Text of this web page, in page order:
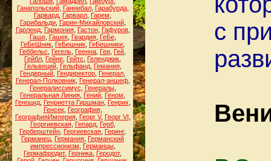
Ганапольский, Ганнибал, Гарабурда,
Гарвард Гарварл Гарем
Гарибальди, Гарин-Михайловский,
Гарленд, Гармония, Гастон, Гафуров,
Гаше, Гашек, Гвардия, ГеБе,
ГеБеШник ГеБешник ГеБешники
Геббельс
Гегель Геенна Геи Гей
Гейбл Гейне Гейтс Геленджик
Гельвеций, Гельфанд, Гемания,
Гендерный Гендиректор Генерал
Генерал-Полковник, Генерал-аншеф,
Генералиссимус
Генералы,
Генеральная Линия Гений Геном
Геноцид, Генриетта Гиршман, Генрих
Генсек, География,
ГеографияИмперия, Георг V, Георг VI
Георгиевская, Гепард, Герб,
Герберштейн Гергиевская Геринг,
Германец Германия Германский
импрессионизм
Германцы,
Гермафродит, Герника Геродот,
с